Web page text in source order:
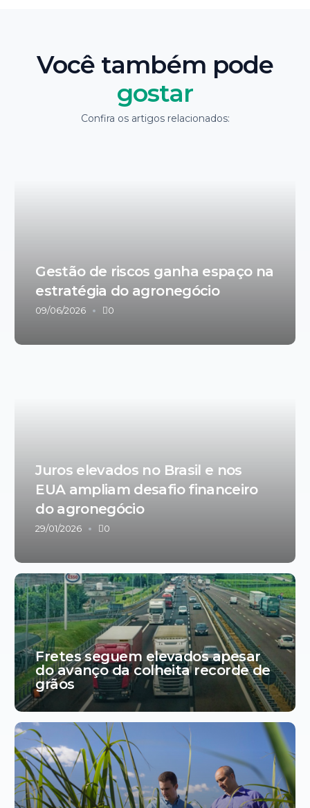
Você também pode
gostar
Confira os artigos relacionados:
Gestão de riscos ganha espaço na
estratégia do agronegócio
09/06/2026 0
Juros elevados no Brasil e nos
EUA ampliam desafio financeiro
do agronegócio
29/01/2026 0
Fretes seguem elevados apesar
do avanço da colheita recorde de
grãos